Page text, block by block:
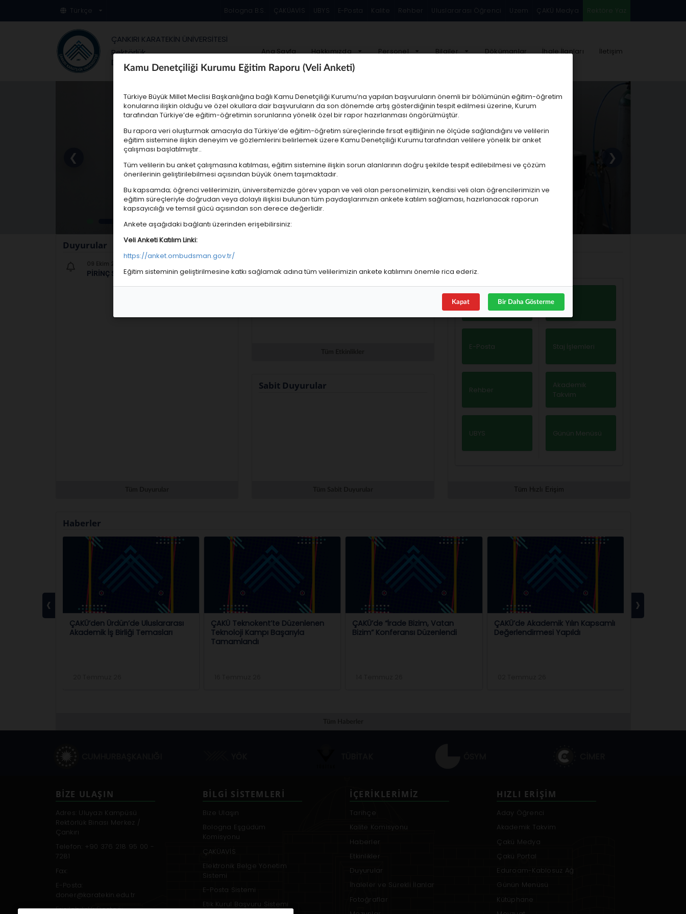
Türkçe Bologna B.S. ÇAKÜAVİS UBYS E-Posta Kalite Rehber Uluslararası Öğrenci Uzem ÇAKÜ Medya Rektöre Yaz
ÇANKIRI KARATEKİN ÜNİVERSİTESİ
Rektörlük
Döner Sermaye İşletme Müdürlüğü
Ana Sayfa Hakkımızda Personel Bilgiler Dökümanlar İhale İlanları İletişim
❮ ❯
Duyurular
PIRINÇ SATIŞI HAKKINDA DUYURU
Sabit Duyurular
Hızlı Erişim
Websitem UBYS
E-Posta Staj İşlemleri
Rehber
Akademik
Takvim
UBYS Günün Menüsü
Tüm Hızlı Erişim
Haberler
ÇAKÜ’den Ürdün’de Uluslararası
Akademik İş Birliği Temasları
ÇAKÜ Teknokent’te Düzenlenen
Teknoloji Kampı Başarıyla
Tamamlandı
ÇAKÜ’de “İrade Bizim, Vatan
Bizim” Konferansı Düzenlendi
ÇAKÜ’de Akademik Yılın Kapsamlı
Değerlendirmesi Yapıldı
‹ ›
BİZE ULAŞIN
Adres: Uluyazı Kampüsü
Rektörlük Binası Merkez /
Çankırı
Telefon: +90 376 218 95 00 -
7281
Fax:
E-Posta:
doner@karatekin.edu.tr
Erişilebilirlik Desteği
BILGI SISTEMLERI
Bize Ulaşın
Bologna Eşgüdüm
Komisyonu
ÇAKÜAVİS
Elektronik Belge Yönetim
Sistemi
E-Posta Sistemi
Etik Kurul Başvuru Sistemi
İÇERIKLERIMIZ
Tarihçe
Kalite Komisyonu
Haberler
Etkinlikler
Duyurular
İhaleler ve Sürekli İlanlar
Fotoğraflar
HIZLI ERIŞIM
Aday Öğrenci
Akademik Takvim
Çakü Medya
Çakü Portal
Eduroam-Kablosuz Ağ
Günün Menüsü
Kütüphane
Kamu Denetçiliği Kurumu Eğitim Raporu (Veli Anketi)
Türkiye Büyük Millet Meclisi Başkanlığına bağlı Kamu Denetçiliği Kurumu’na yapılan başvuruların önemli bir bölümünün eğitim-öğretim
konularına ilişkin olduğu ve özel okullara dair başvuruların da son dönemde artış gösterdiğinin tespit edilmesi üzerine, Kurum
tarafından Türkiye’de eğitim-öğretimin sorunlarına yönelik özel bir rapor hazırlanması öngörülmüştür.
Bu rapora veri oluşturmak amacıyla da Türkiye’de eğitim-öğretim süreçlerinde fırsat eşitliğinin ne ölçüde sağlandığını ve velilerin
eğitim sistemine ilişkin deneyim ve gözlemlerini belirlemek üzere Kamu Denetçiliği Kurumu tarafından velilere yönelik bir anket
çalışması başlatılmıştır..
Tüm velilerin bu anket çalışmasına katılması, eğitim sistemine ilişkin sorun alanlarının doğru şekilde tespit edilebilmesi ve çözüm
önerilerinin geliştirilebilmesi açısından büyük önem taşımaktadır.
Bu kapsamda; öğrenci velilerimizin, üniversitemizde görev yapan ve veli olan personelimizin, kendisi veli olan öğrencilerimizin ve
eğitim süreçleriyle doğrudan veya dolaylı ilişkisi bulunan tüm paydaşlarımızın ankete katılım sağlaması, hazırlanacak raporun
kapsayıcılığı ve temsil gücü açısından son derece değerlidir.
Ankete aşağıdaki bağlantı üzerinden erişebilirsiniz:
Veli Anketi Katılım Linki:
https://anket.ombudsman.gov.tr/
Eğitim sisteminin geliştirilmesine katkı sağlamak adına tüm velilerimizin ankete katılımını önemle rica ederiz.
Kapat Bir Daha Gösterme